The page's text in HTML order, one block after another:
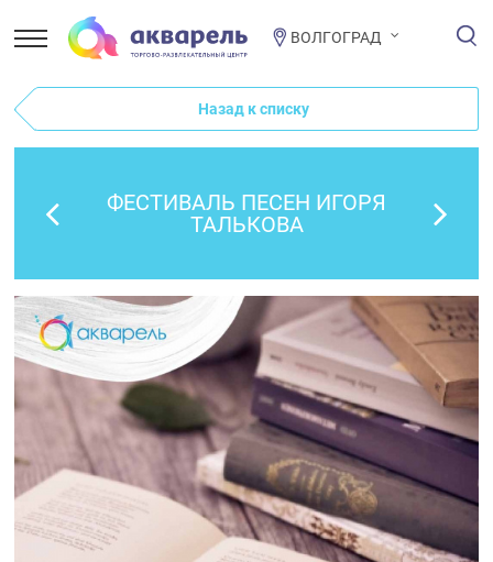
ВОЛГОГРАД
Назад к списку
ФЕСТИВАЛЬ ПЕСЕН ИГОРЯ
ТАЛЬКОВА